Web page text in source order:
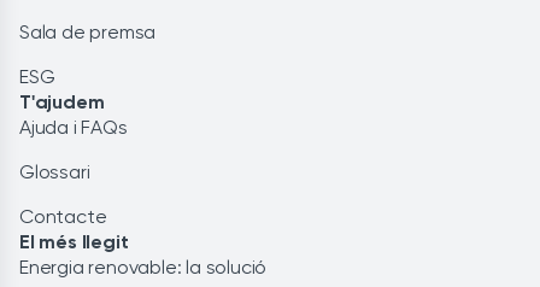
Sala de premsa
ESG
T'ajudem
Ajuda i FAQs
Glossari
Contacte
El més llegit
Energia renovable: la solució